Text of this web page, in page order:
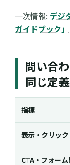
一次情報: デジ
ガイドブック」
問い合
同じ定
指標
表示・クリッ
CTA・フォー